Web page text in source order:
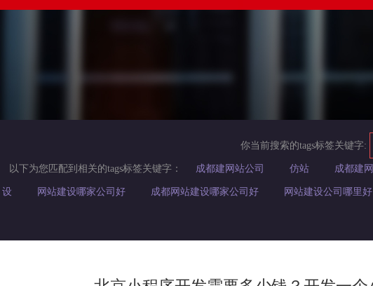
你当前搜索的tags标签关键字:
以下为您匹配到相关的tags标签关键字： 成都建网站公司 仿站 成都建
设 网站建设哪家公司好 成都网站建设哪家公司好 网站建设公司哪里好